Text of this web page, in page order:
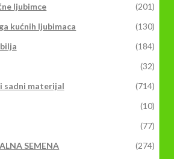
ljubimce
(201)
kućnih ljubimaca
(130)
(184)
(32)
sadni materijal
(714)
(10)
(77)
SEMENA
(274)